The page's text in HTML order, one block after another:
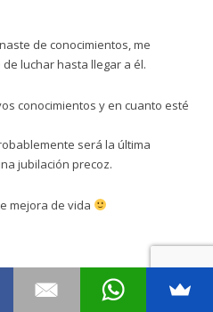
de conocimientos, me
luchar hasta llegar a él.
conocimientos y en cuanto esté
será la última
jubilación precoz.
mejora de vida
es mi afición favorita y
haya hecho ningún viaje (ni por